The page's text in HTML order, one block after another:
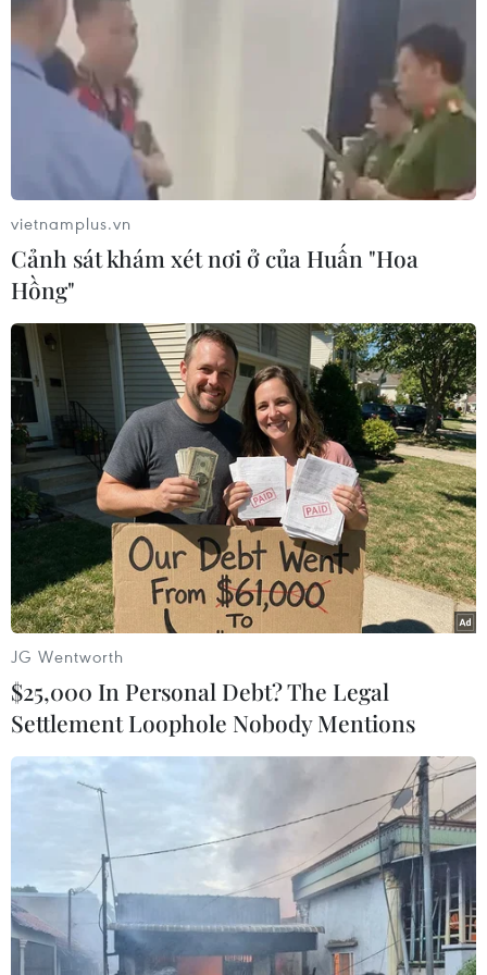
tước quốc tịch công dân đối với những phần tử khủng
bố bị kết tội, thậm chí cả những đối tượng là người bản
xứ sinh ra ở Australia.
Australia thực hiện khám xét liên quan tới
vụ xả súng tại New Zealand
18/03/2019 01:21
Cảnh sát Australia đã thực hiện hai lệnh khám xét tại
các thị trấn ở ven biển bang New South Wales, liên
quan tới cuộc điều tra vụ xả súng hàng loạt tại các nhà
thờ Hồi giáo ở thành phố Christchurch.
vietnamplus.vn
Cảnh sát khám xét nơi ở của Huấn "Hoa
Hồng"
JG Wentworth
$25,000 In Personal Debt? The Legal
Settlement Loophole Nobody Mentions